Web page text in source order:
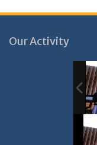
Our Activity